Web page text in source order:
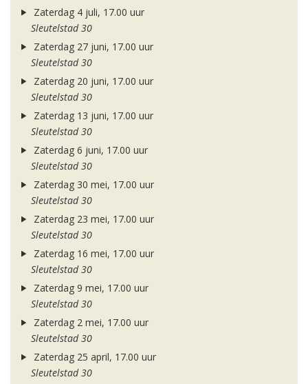
Zaterdag 4 juli, 17.00 uur
Sleutelstad 30
Zaterdag 27 juni, 17.00 uur
Sleutelstad 30
Zaterdag 20 juni, 17.00 uur
Sleutelstad 30
Zaterdag 13 juni, 17.00 uur
Sleutelstad 30
Zaterdag 6 juni, 17.00 uur
Sleutelstad 30
Zaterdag 30 mei, 17.00 uur
Sleutelstad 30
Zaterdag 23 mei, 17.00 uur
Sleutelstad 30
Zaterdag 16 mei, 17.00 uur
Sleutelstad 30
Zaterdag 9 mei, 17.00 uur
Sleutelstad 30
Zaterdag 2 mei, 17.00 uur
Sleutelstad 30
Zaterdag 25 april, 17.00 uur
Sleutelstad 30